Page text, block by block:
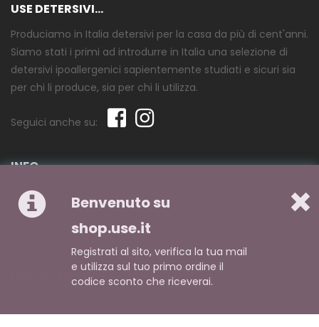
USE DETERSIVI...
Produciamo in Italia detersivi per la casa da più di cent'anni.
Siamo stati i primi ad introdurre in Italia una selezione di
detersivi ipoallergenici sapientemente studiati e sicuri sia
per chi li produce, sia per chi li utilizza.
Seguici anche su:
INFO
Chi siamo
Pagamento
USE DETERSIVI
Benvenuto su
shop.use.it
Registrati al sito, verifica la tua mail
e utilizza sul tuo primo ordine il
codice sconto che riceverai.